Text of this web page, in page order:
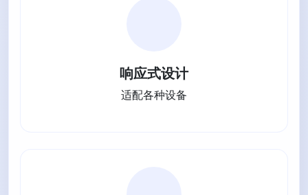
响应式设计
适配各种设备